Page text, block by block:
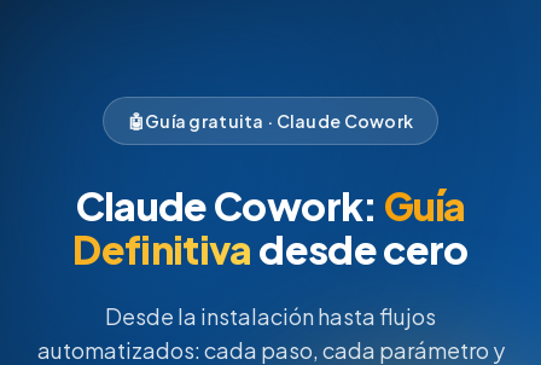
🤖Guía gratuita · Claude Cowork
Claude Cowork: Guía
Definitiva desde cero
Desde la instalación hasta flujos
automatizados: cada paso, cada parámetro y